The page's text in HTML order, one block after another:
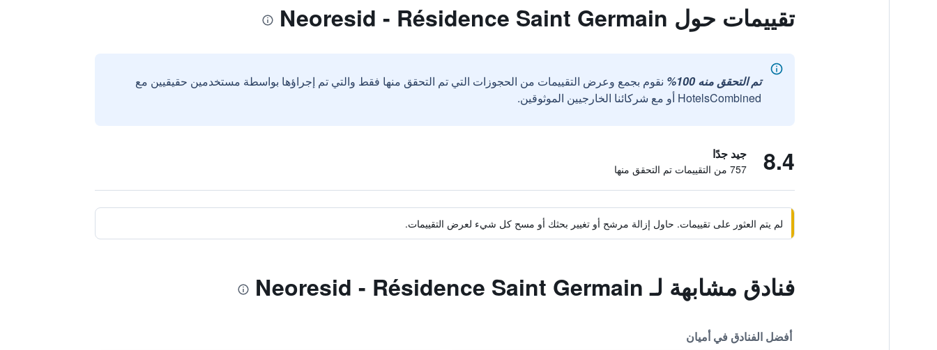
تقييمات حول Neoresid - Résidence Saint Germain
تم التحقق منه 100%
نقوم بجمع وعرض التقييمات من الحجوزات التي تم التحقق منها فقط والتي تم إجراؤها بواسطة مستخدمين حقيقيين مع
HotelsCombined أو مع شركائنا الخارجيين الموثوقين.
8.4 جيد جدًا
757 من التقييمات تم التحقق منها
لم يتم العثور على تقييمات. حاول إزالة مرشح أو تغيير بحثك أو مسح كل شيء لعرض التقييمات.
فنادق مشابهة لـ Neoresid - Résidence Saint Germain
أفضل الفنادق في أميان